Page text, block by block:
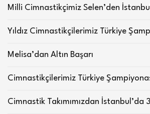
Milli Cimnastikçimiz Selen’den
Yıldız Cimnastikçilerimiz Türkiye
Melisa’dan Altın Başarı
Cimnastikçilerimiz Türkiye
Cimnastik Takımımızdan İstanbul’da